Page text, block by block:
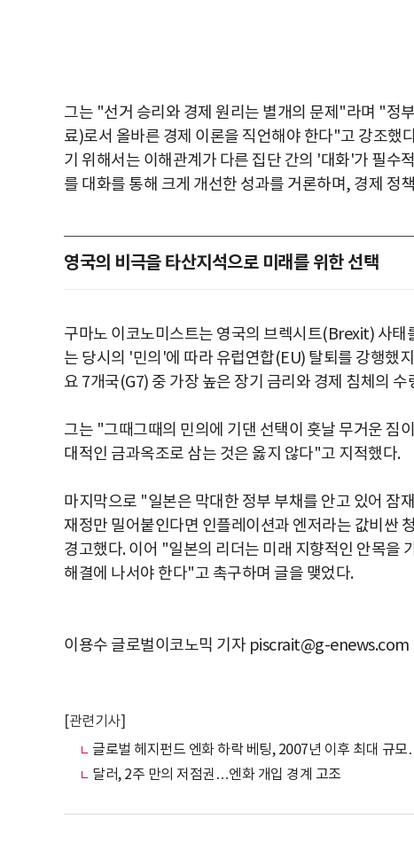
그는 "선거 승리와 경제 원리는 별개의 문제"라며 "정
료)로서 올바른 경제 이론을 직언해야 한다"고 강조했
기 위해서는 이해관계가 다른 집단 간의 '대화'가 필수
를 대화를 통해 크게 개선한 성과를 거론하며, 경제 정
영국의 비극을 타산지석으로 미래를 위한 선택
구마노 이코노미스트는 영국의 브렉시트(Brexit) 사
는 당시의 '민의'에 따라 유럽연합(EU) 탈퇴를 강행했
요 7개국(G7) 중 가장 높은 장기 금리와 경제 침체의 수
그는 "그때그때의 민의에 기댄 선택이 훗날 무거운 짐
대적인 금과옥조로 삼는 것은 옳지 않다"고 지적했다.
마지막으로 "일본은 막대한 정부 부채를 안고 있어 잠
재정만 밀어붙인다면 인플레이션과 엔저라는 값비싼
경고했다. 이어 "일본의 리더는 미래 지향적인 안목을
해결에 나서야 한다"고 촉구하며 글을 맺었다.
이용수 글로벌이코노믹 기자 piscrait@g-enews.com
[관련기사]
글로벌 헤지펀드 엔화 하락 베팅, 2007년 이후 최대 규
달러, 2주 만의 저점권…엔화 개입 경계 고조